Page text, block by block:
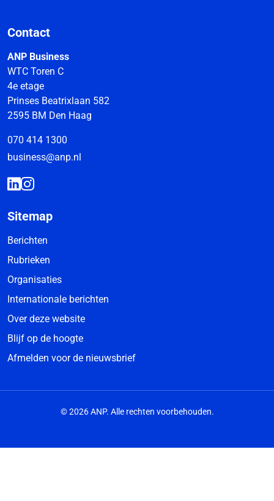
Contact
ANP Business
WTC Toren C
4e etage
Prinses Beatrixlaan 582
2595 BM Den Haag
070 414 1300
business@anp.nl
Sitemap
Berichten
Rubrieken
Organisaties
Internationale berichten
Over deze website
Blijf op de hoogte
Afmelden voor de nieuwsbrief
© 2026 ANP. Alle rechten voorbehouden.